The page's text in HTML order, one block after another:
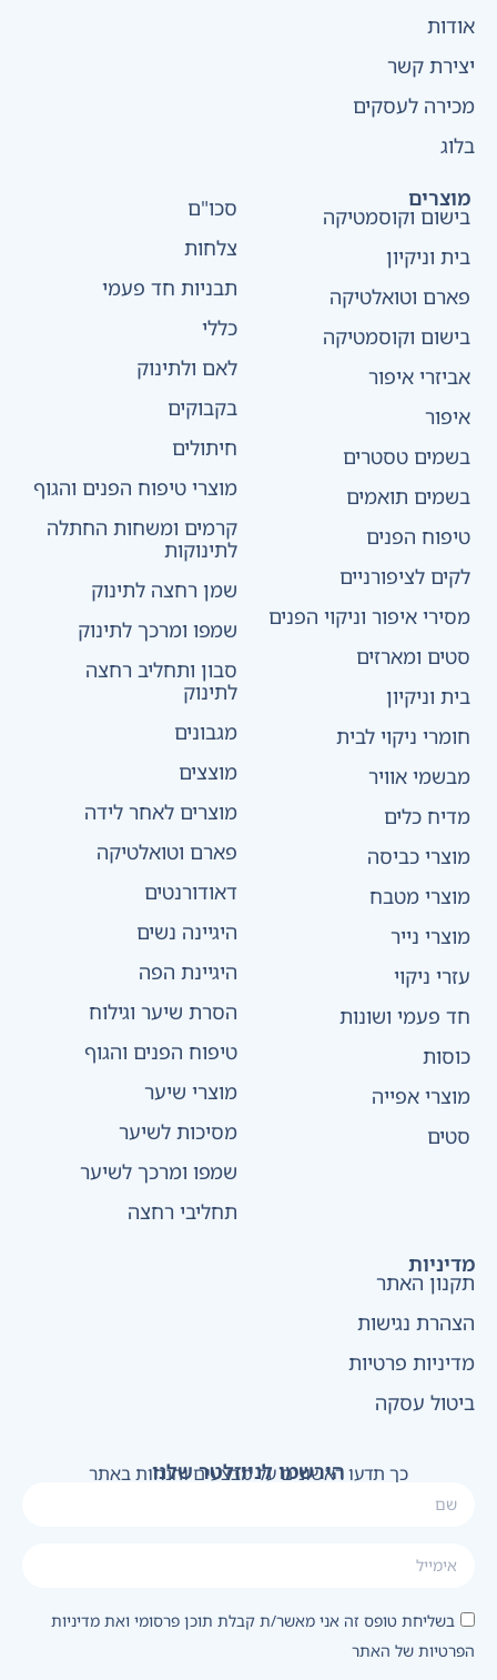
אודות
יצירת קשר
מכירה לעסקים
בלוג
מוצרים
בישום וקוסמטיקה
בית וניקיון
פארם וטואלטיקה
בישום וקוסמטיקה
אביזרי איפור
איפור
בשמים טסטרים
בשמים תואמים
טיפוח הפנים
לקים לציפורניים
מסירי איפור וניקוי הפנים
סטים ומארזים
בית וניקיון
חומרי ניקוי לבית
מבשמי אוויר
מדיח כלים
מוצרי כביסה
מוצרי מטבח
מוצרי נייר
עזרי ניקוי
חד פעמי ושונות
כוסות
מוצרי אפייה
סטים
סכו"ם
צלחות
תבניות חד פעמי
כללי
לאם ולתינוק
בקבוקים
חיתולים
מוצרי טיפוח הפנים והגוף
קרמים ומשחות החתלה
לתינוקות
שמן רחצה לתינוק
שמפו ומרכך לתינוק
סבון ותחליב רחצה
לתינוק
מגבונים
מוצצים
מוצרים לאחר לידה
פארם וטואלטיקה
דאודורנטים
היגיינה נשים
היגיינת הפה
הסרת שיער וגילוח
טיפוח הפנים והגוף
מוצרי שיער
מסיכות לשיער
שמפו ומרכך לשיער
תחליבי רחצה
מדיניות
תקנון האתר
הצהרת נגישות
מדיניות פרטיות
ביטול עסקה
הירשמו לניוזלטר שלנו
כך תדעו ראשונים על מבצעים והנחות באתר
בשליחת טופס זה אני מאשר/ת קבלת תוכן פרסומי ואת מדיניות
הפרטיות של האתר